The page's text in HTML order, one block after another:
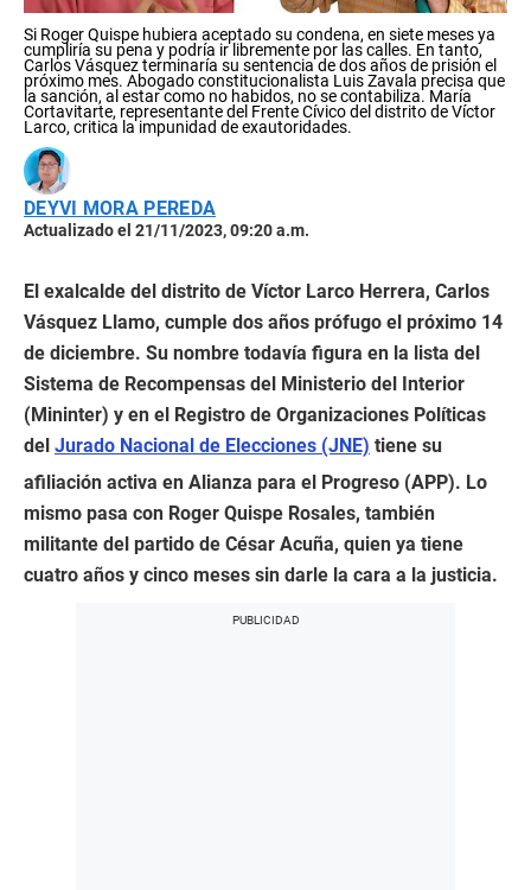
Si Roger Quispe hubiera aceptado su condena, en siete meses ya
cumpliría su pena y podría ir libremente por las calles. En tanto,
Carlos Vásquez terminaría su sentencia de dos años de prisión el
próximo mes. Abogado constitucionalista Luis Zavala precisa que
la sanción, al estar como no habidos, no se contabiliza. María
Cortavitarte, representante del Frente Cívico del distrito de Víctor
Larco, critica la impunidad de exautoridades.
DEYVI MORA PEREDA
Actualizado el 21/11/2023, 09:20 a.m.
El exalcalde del distrito de Víctor Larco Herrera, Carlos
Vásquez Llamo, cumple dos años prófugo el próximo 14
de diciembre. Su nombre todavía figura en la lista del
Sistema de Recompensas del Ministerio del Interior
(Mininter) y en el Registro de Organizaciones Políticas
del Jurado Nacional de Elecciones (JNE) tiene su
afiliación activa en Alianza para el Progreso (APP). Lo
mismo pasa con Roger Quispe Rosales, también
militante del partido de César Acuña, quien ya tiene
cuatro años y cinco meses sin darle la cara a la justicia.